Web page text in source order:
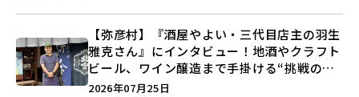
【弥彦村】『酒屋やよい・三代目店主の羽生
雅克さん』にインタビュー！地酒やクラフト
ビール、ワイン醸造まで手掛ける“挑戦の歴
史”に迫る♪
2026年07月25日